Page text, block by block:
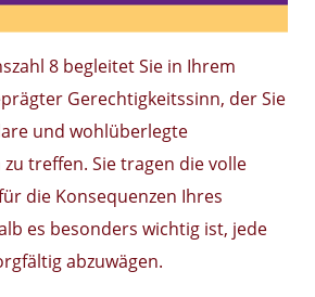
8 begleitet Sie in Ihrem
Gerechtigkeitssinn, der Sie
und wohlüberlegte
treffen. Sie tragen die volle
die Konsequenzen Ihres
es besonders wichtig ist, jede
abzuwägen.